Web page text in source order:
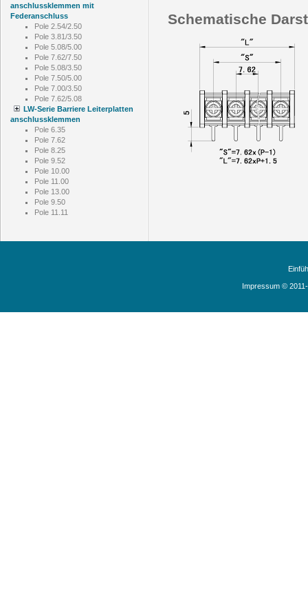
anschlussklemmen mit
Federanschluss
Pole 2.54/2.50
Pole 3.81/3.50
Pole 5.08/5.00
Pole 7.62/7.50
Pole 5.08/3.50
Pole 7.50/5.00
Pole 7.00/3.50
Pole 7.62/5.08
LW-Serie Barriere Leiterplatten
anschlussklemmen
Pole 6.35
Pole 7.62
Pole 8.25
Pole 9.52
Pole 10.00
Pole 11.00
Pole 13.00
Pole 9.50
Pole 11.11
Schematische
Impressum ©